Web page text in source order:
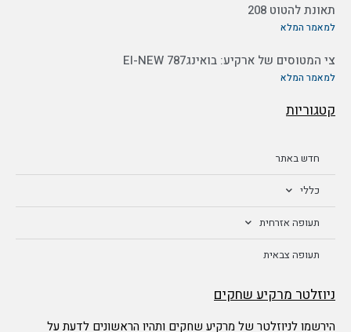
תאונת להטוט 208
למאמר המלא
צי המטוסים של ארקיע: בואינג787 EI-NEW
למאמר המלא
קטגוריות
חדש באתר
כללי
תעופה אזרחית
תעופה צבאית
ניוזלטר מרקיע שחקים
הירשמו לניוזלטר של מרקיע שחקים ותהיו הראשונים לדעת על